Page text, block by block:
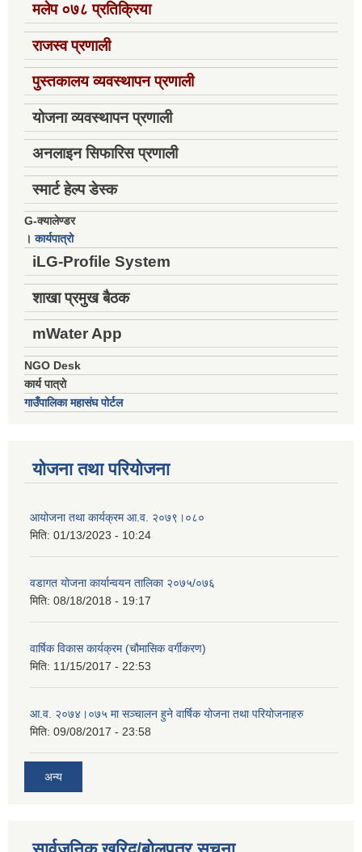
मलेप ०७८ प्रतिक्रिया
राजस्व प्रणाली
पुस्तकालय व्यवस्थापन प्रणाली
योजना व्यवस्थापन प्रणाली
अनलाइन सिफारिस प्रणाली
स्मार्ट हेल्प डेस्क
G-क्यालेण्डर
।कार्यपात्रो
iLG-Profile System
शाखा प्रमुख बैठक
mWater App
NGO Desk
कार्य पात्रो
गाउँपालिका महासंघ पोर्टल
योजना तथा परियोजना
आयोजना तथा कार्यक्रम आ.व. २०७९।०८०
मिति: 01/13/2023 - 10:24
वडागत योजना कार्यान्वयन तालिका २०७५/०७६
मिति: 08/18/2018 - 19:17
वार्षिक विकास कार्यक्रम (चौमासिक वर्गीकरण)
मिति: 11/15/2017 - 22:53
आ.व. २०७४।०७५ मा सञ्चालन हुने वार्षिक योजना तथा परियोजनाहरु
मिति: 09/08/2017 - 23:58
अन्य